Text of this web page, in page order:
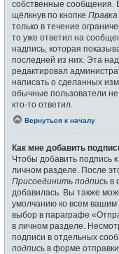
собственные сообщения.
щёлкнув по кнопке Правка
только в течение
то уже ответил на
надпись, которая
последней из них. Эта
редактировал
написать о сделанных
обычные пользователи
кто-то ответил.
Вернуться к началу
Как мне добавить
Чтобы добавить подпись
личном разделе. После
Присоединить подпись в
добавилась. Вы также
умолчанию ко всем
выбор в параграфе
в личном разделе.
подписи в отдельных
подпись в форме